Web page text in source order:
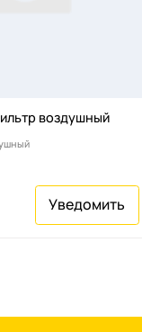
воздушный